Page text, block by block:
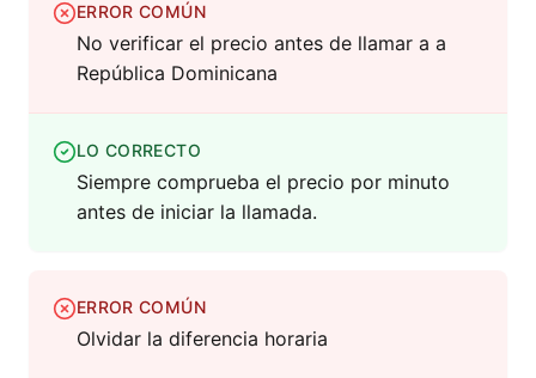
ERROR COMÚN
No verificar el precio antes de llamar a a
República Dominicana
LO CORRECTO
Siempre comprueba el precio por minuto
antes de iniciar la llamada.
ERROR COMÚN
Olvidar la diferencia horaria